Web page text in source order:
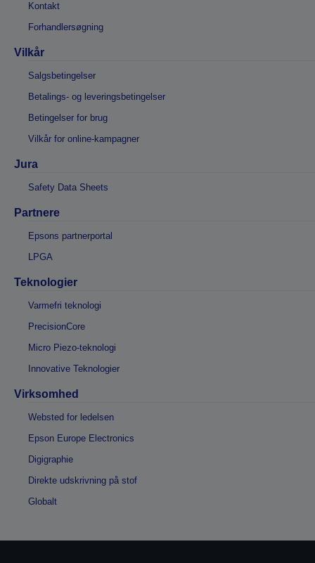
Kontakt
Forhandlersøgning
Vilkår
Salgsbetingelser
Betalings- og leveringsbetingelser
Betingelser for brug
Vilkår for online-kampagner
Jura
Safety Data Sheets
Partnere
Epsons partnerportal
LPGA
Teknologier
Varmefri teknologi
PrecisionCore
Micro Piezo-teknologi
Innovative Teknologier
Virksomhed
Websted for ledelsen
Epson Europe Electronics
Digigraphie
Direkte udskrivning på stof
Globalt